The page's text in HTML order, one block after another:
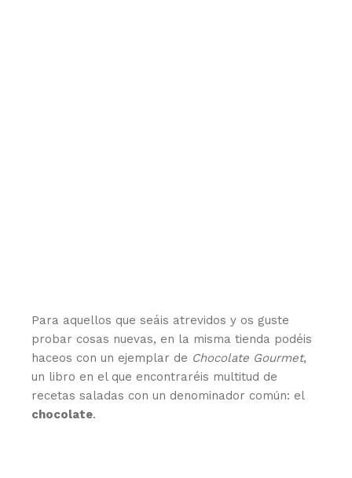
Para aquellos que seáis atrevidos y os guste
probar cosas nuevas, en la misma tienda podéis
haceos con un ejemplar de Chocolate Gourmet,
un libro en el que encontraréis multitud de
recetas saladas con un denominador común: el
chocolate.